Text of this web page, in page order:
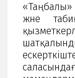
«Таңбалы»
және